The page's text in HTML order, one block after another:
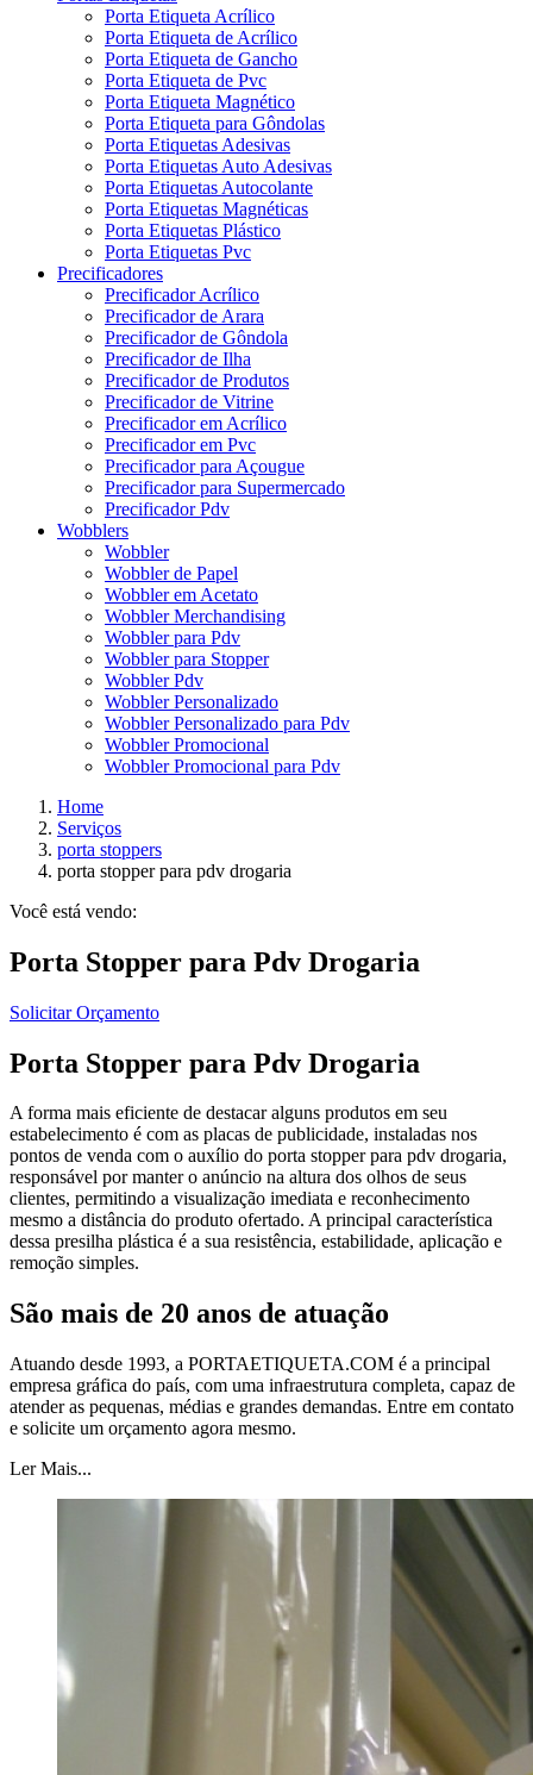
Porta Etiqueta Acrílico
Porta Etiqueta de Acrílico
Porta Etiqueta de Gancho
Porta Etiqueta de Pvc
Porta Etiqueta Magnético
Porta Etiqueta para Gôndolas
Porta Etiquetas Adesivas
Porta Etiquetas Auto Adesivas
Porta Etiquetas Autocolante
Porta Etiquetas Magnéticas
Porta Etiquetas Plástico
Porta Etiquetas Pvc
Precificadores
Precificador Acrílico
Precificador de Arara
Precificador de Gôndola
Precificador de Ilha
Precificador de Produtos
Precificador de Vitrine
Precificador em Acrílico
Precificador em Pvc
Precificador para Açougue
Precificador para Supermercado
Precificador Pdv
Wobblers
Wobbler
Wobbler de Papel
Wobbler em Acetato
Wobbler Merchandising
Wobbler para Pdv
Wobbler para Stopper
Wobbler Pdv
Wobbler Personalizado
Wobbler Personalizado para Pdv
Wobbler Promocional
Wobbler Promocional para Pdv
Home
Serviços
porta stoppers
porta stopper para pdv drogaria
Você está vendo:
Porta Stopper para Pdv Drogaria
Solicitar Orçamento
Porta Stopper para Pdv Drogaria
A forma mais eficiente de destacar alguns produtos em seu
estabelecimento é com as placas de publicidade, instaladas nos
pontos de venda com o auxílio do porta stopper para pdv drogaria,
responsável por manter o anúncio na altura dos olhos de seus
clientes, permitindo a visualização imediata e reconhecimento
mesmo a distância do produto ofertado. A principal característica
dessa presilha plástica é a sua resistência, estabilidade, aplicação e
remoção simples.
São mais de 20 anos de atuação
Atuando desde 1993, a PORTAETIQUETA.COM é a principal
empresa gráfica do país, com uma infraestrutura completa, capaz de
atender as pequenas, médias e grandes demandas. Entre em contato
e solicite um orçamento agora mesmo.
Ler Mais...